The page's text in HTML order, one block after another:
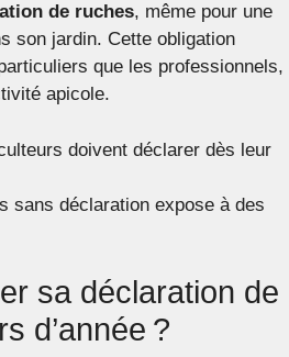
de ruches, même pour une
son jardin. Cette obligation
que les professionnels,
apicole.
doivent déclarer dès leur
sans déclaration expose à des
sa déclaration de
d’année ?